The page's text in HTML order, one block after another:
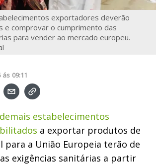
exportadores deverão
e comprovar o cumprimento das
para vender ao mercado europeu.
ás 09:11
estabelecimentos
a exportar produtos de
para a União Europeia terão de
exigências sanitárias a partir